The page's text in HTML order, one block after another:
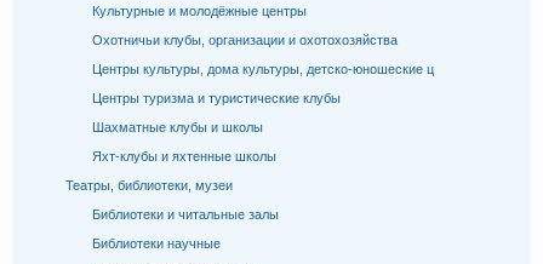
Культурные и молодёжные центры
Охотничьи клубы, организации и охотохозяйства
Центры культуры, дома культуры, детско-юношеские ц
Центры туризма и туристические клубы
Шахматные клубы и школы
Яхт-клубы и яхтенные школы
Театры, библиотеки, музеи
Библиотеки и читальные залы
Библиотеки научные